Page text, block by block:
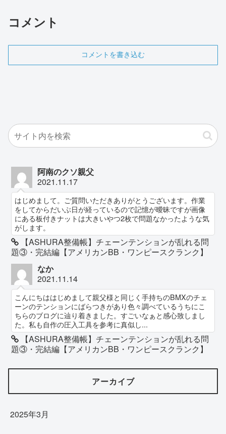
コメント
コメントを書き込む
阿南のクソ親父
2021.11.17
はじめまして。ご質問いただきありがとうございます。作業
をしてからだいぶ日が経っているので記憶が曖昧ですが画像
にある板付きナットは大きいやつ2枚で問題なかったような気
がします。
【ASHURA整備帳】チェーンテンションが乱れる問
題③・完結編【アメリカンBB・ワンピースクランク】
なか
2021.11.14
こんにちははじめまして親父様と同じく手持ちのBMXのチェ
ーンのテンションにばらつきがあり色々調べているうちにこ
ちらのブログに辿り着きました。すごいなぁと感心致しまし
た。私も自作の圧入工具を参考に真似し...
【ASHURA整備帳】チェーンテンションが乱れる問
題③・完結編【アメリカンBB・ワンピースクランク】
アーカイブ
2025年3月